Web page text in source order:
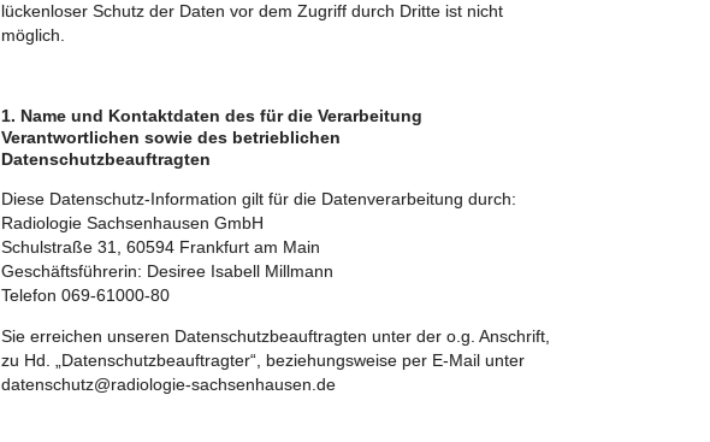
lückenloser Schutz der Daten vor dem Zugriff durch Dritte ist nicht
möglich.
1. Name und Kontaktdaten des für die Verarbeitung
Verantwortlichen sowie des betrieblichen
Datenschutzbeauftragten
Diese Datenschutz-Information gilt für die Datenverarbeitung durch:
Radiologie Sachsenhausen GmbH
Schulstraße 31, 60594 Frankfurt am Main
Geschäftsführerin: Desiree Isabell Millmann
Telefon 069-61000-80
Sie erreichen unseren Datenschutzbeauftragten unter der o.g. Anschrift,
zu Hd. „Datenschutzbeauftragter“, beziehungsweise per E-Mail unter
datenschutz@radiologie-sachsenhausen.de